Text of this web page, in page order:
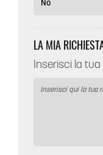
LA MIA
Inserisci la